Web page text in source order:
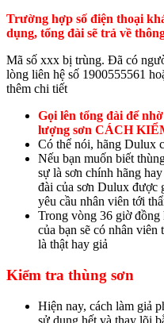
Trường hợp số điện thoại
dụng, tổng đài sẽ trả về
Mã số xxx bị trùng. Đã có
lòng liên hệ số 1900555561
thêm chi tiết
Gọi lên tổng đài để
lượng sơn CÁCH
Có thể nói, hãng Dulux
Nếu bạn muốn biết
sự là sơn chính hãng
đài của sơn Dulux được
yêu cầu nhân viên tới
Trong vòng 36 giờ
của bạn sẽ có nhân
là thật hay giả
Kiểm tra thùng sơn
Hiện nay, cách làm giả
sử dụng hết và thay lõi